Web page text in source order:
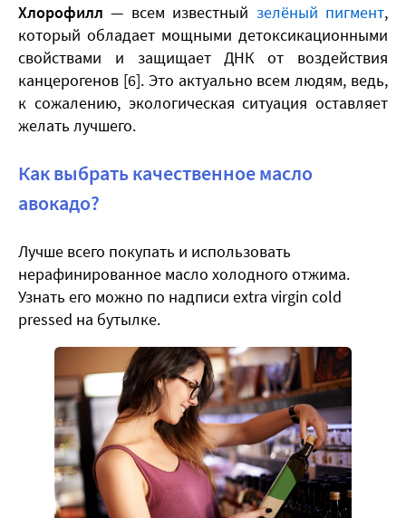
Хлорофилл — всем известный зелёный пигмент,
который обладает мощными детоксикационными
свойствами и защищает ДНК от воздействия
канцерогенов [6]. Это актуально всем людям, ведь,
к сожалению, экологическая ситуация оставляет
желать лучшего.
Как выбрать качественное масло
авокадо?
Лучше всего покупать и использовать
нерафинированное масло холодного отжима.
Узнать его можно по надписи extra virgin cold
pressed на бутылке.